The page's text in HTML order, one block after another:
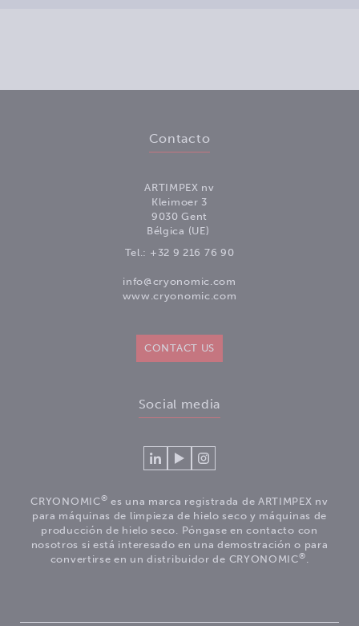
Contacto
ARTIMPEX nv
Kleimoer 3
9030 Gent
Bélgica (UE)
Tel.: +32 9 216 76 90
info@cryonomic.com
www.cryonomic.com
CONTACT US
Social media
Conéctese
Cryonomic
en
Linkedin
Mire
videos
en
el
canal
Youtube
Volg
op
Instagram
CRYONOMIC® es una marca registrada de ARTIMPEX nv
para máquinas de limpieza de hielo seco y máquinas de
producción de hielo seco. Póngase en contacto con
nosotros si está interesado en una demostración o para
convertirse en un distribuidor de CRYONOMIC®